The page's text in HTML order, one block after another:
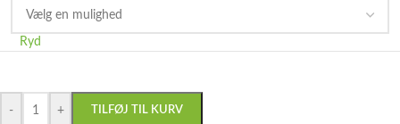
Ryd
- + TILFØJ TIL KURV